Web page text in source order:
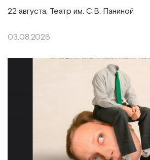
22 августа, Театр им. С.В. Паниной
03.08.2026